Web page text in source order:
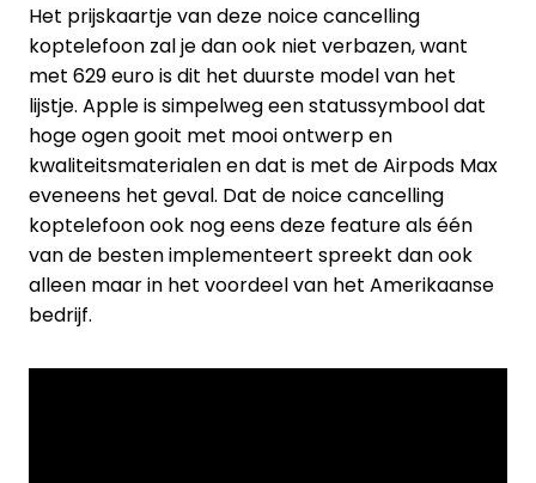
Het prijskaartje van deze noice cancelling
koptelefoon zal je dan ook niet verbazen, want
met 629 euro is dit het duurste model van het
lijstje. Apple is simpelweg een statussymbool dat
hoge ogen gooit met mooi ontwerp en
kwaliteitsmaterialen en dat is met de Airpods Max
eveneens het geval. Dat de noice cancelling
koptelefoon ook nog eens deze feature als één
van de besten implementeert spreekt dan ook
alleen maar in het voordeel van het Amerikaanse
bedrijf.